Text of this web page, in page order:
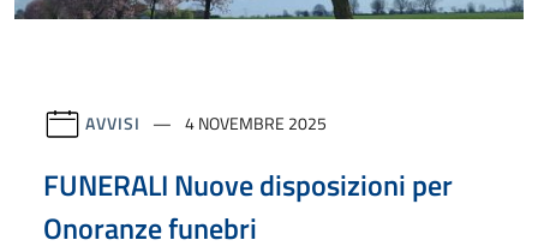
AVVISI 4 NOVEMBRE 2025
FUNERALI Nuove disposizioni per
Onoranze funebri